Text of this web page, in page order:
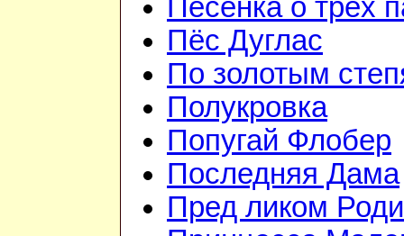
Песенка о трёх
Пёс Дуглас
По золотым
Полукровка
Попугай Флобер
Последняя Дама
Пред ликом